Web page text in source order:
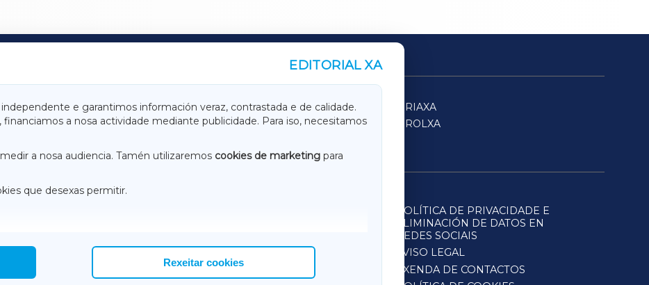
EDITORIAL XA
e garantimos información veraz, contrastada e de calidade.
, financiamos a nosa actividade mediante publicidade. Para iso, necesitamos
a nosa audiencia. Tamén utilizaremos cookies de marketing para
que desexas permitir.
Rexeitar cookies
TERRACHAXA
SARRIAXA
ACORUÑAXA
FERROLXA
HEMEROTECA
POLÍTICA DE PRIVACIDADE E
ELIMINACIÓN DE DATOS EN
REDES SOCIAIS
AVISO LEGAL
AXENDA DE CONTACTOS